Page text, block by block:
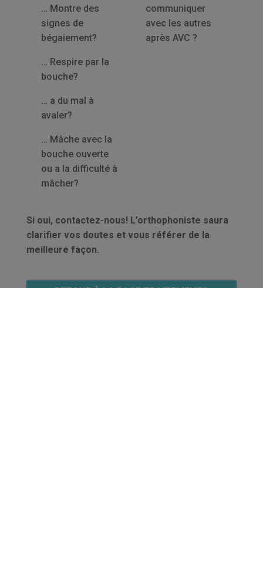
… Montre des
signes de
bégaiement?
… Respire par la
bouche?
… a du mal à
avaler?
… Mâche avec la
bouche ouverte
ou a la difficulté à
mâcher?
communiquer
avec les autres
après AVC ?
Si oui, contactez-nous! L’orthophoniste saura
clarifier vos doutes et vous référer de la
meilleure façon.
RETOUR À LA PAGE TRAITEMENTS